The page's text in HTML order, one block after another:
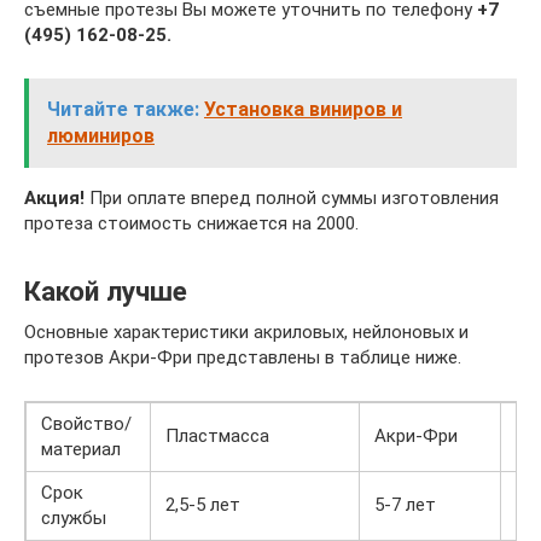
съемные протезы Вы можете уточнить по телефону +7
(495) 162-08-25.
Читайте также: Установка виниров и
люминиров
Акция! При оплате вперед полной суммы изготовления
протеза стоимость снижается на 2000.
Какой лучше
Основные характеристики акриловых, нейлоновых и
протезов Акри-Фри представлены в таблице ниже.
Свойство/
материал
Пластмасса Акри-Фри
Срок
службы
2,5-5 лет 5-7 лет